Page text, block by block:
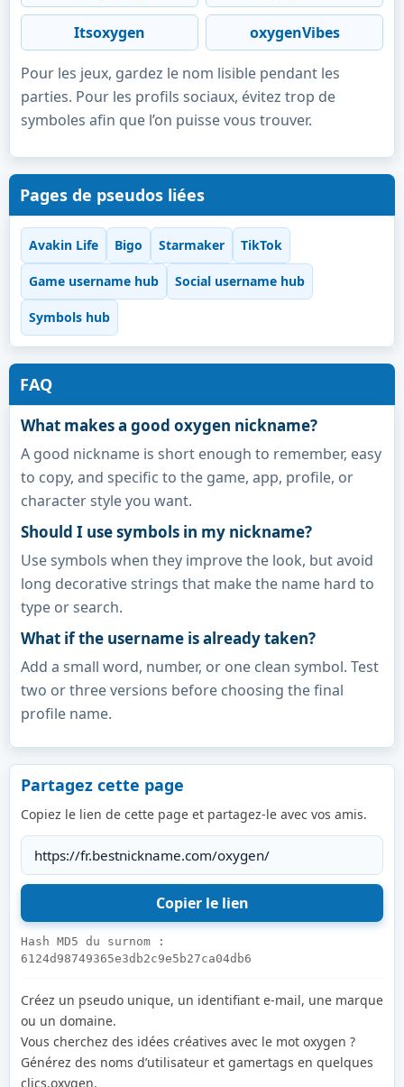
Itsoxygen oxygenVibes
Pour les jeux, gardez le nom lisible pendant les
parties. Pour les profils sociaux, évitez trop de
symboles afin que l’on puisse vous trouver.
Pages de pseudos liées
Avakin Life Bigo Starmaker TikTok
Game username hub Social username hub
Symbols hub
FAQ
What makes a good oxygen nickname?
A good nickname is short enough to remember, easy
to copy, and specific to the game, app, profile, or
character style you want.
Should I use symbols in my nickname?
Use symbols when they improve the look, but avoid
long decorative strings that make the name hard to
type or search.
What if the username is already taken?
Add a small word, number, or one clean symbol. Test
two or three versions before choosing the final
profile name.
Partagez cette page
Copiez le lien de cette page et partagez-le avec vos amis.
Hash MD5 du surnom :
6124d98749365e3db2c9e5b27ca04db6
Créez un pseudo unique, un identifiant e-mail, une marque
ou un domaine.
Vous cherchez des idées créatives avec le mot oxygen ?
Générez des noms d’utilisateur et gamertags en quelques
clics.oxygen.